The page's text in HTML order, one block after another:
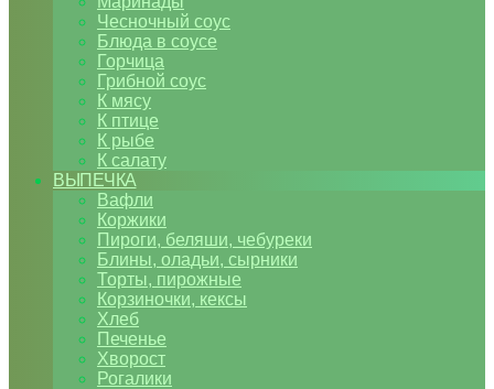
Чесночный соус
Блюда в соусе
Горчица
Грибной соус
К мясу
К птице
К рыбе
К салату
ВЫПЕЧКА
Вафли
Коржики
Пироги, беляши, чебуреки
Блины, оладьи, сырники
Торты, пирожные
Корзиночки, кексы
Хлеб
Печенье
Хворост
Рогалики